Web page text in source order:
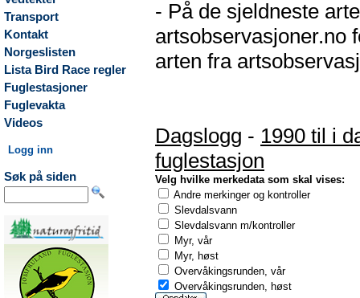
Transport
Kontakt
Norgeslisten
Lista Bird Race regler
Fuglestasjoner
Fuglevakta
Videos
Logg inn
Søk på siden
- På de sjeldneste
artsobservasjoner.no
arten fra
Dagslogg - 1990 til i
fuglestasjon
Velg hvilke merkedata som skal vises:
Andre merkinger og kontroller
Slevdalsvann
Slevdalsvann m/kontroller
Myr, vår
Myr, høst
Overvåkingsrunden, vår
Overvåkingsrunden, høst